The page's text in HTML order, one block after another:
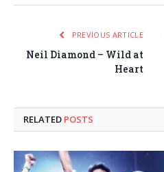
PREVIOUS ARTICLE
Neil Diamond – Wild at
Heart
RELATED POSTS